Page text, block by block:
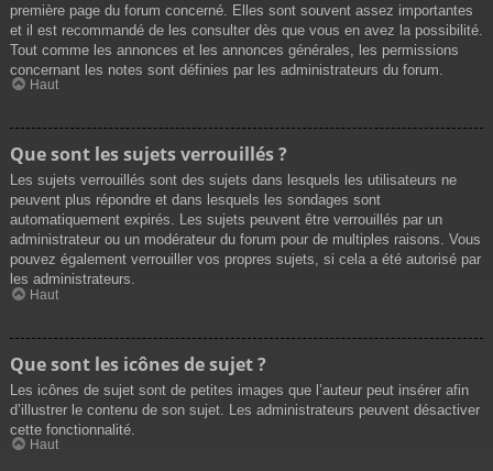
première page du forum concerné. Elles sont souvent assez importantes
et il est recommandé de les consulter dès que vous en avez la possibilité.
Tout comme les annonces et les annonces générales, les permissions
concernant les notes sont définies par les administrateurs du forum.
Haut
Que sont les sujets verrouillés ?
Les sujets verrouillés sont des sujets dans lesquels les utilisateurs ne
peuvent plus répondre et dans lesquels les sondages sont
automatiquement expirés. Les sujets peuvent être verrouillés par un
administrateur ou un modérateur du forum pour de multiples raisons. Vous
pouvez également verrouiller vos propres sujets, si cela a été autorisé par
les administrateurs.
Haut
Que sont les icônes de sujet ?
Les icônes de sujet sont de petites images que l’auteur peut insérer afin
d’illustrer le contenu de son sujet. Les administrateurs peuvent désactiver
cette fonctionnalité.
Haut